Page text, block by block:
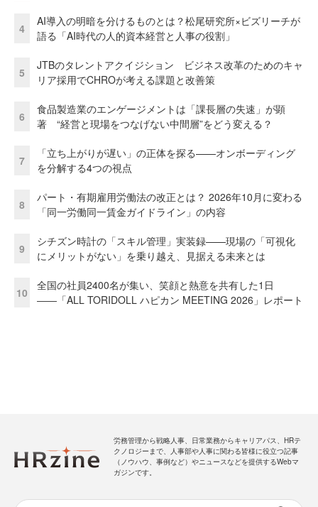
4
AI導入の明暗を分けるものとは？松尾研究所×ビズリーチが
語る「AI時代の人的資本経営と人事の役割」
5
JTBのタレントアクイジション ビジネス改革のためのキャ
リア採用でCHROが考える課題と改善策
6
食品製造業のエンゲージメントは「課長層の失速」が顕
著 “経営と現場をつなげない中間層”をどう変える？
7
「立ち上がりが遅い」の正体を探る——オンボーディング
を分解する4つの視点
8
パート・有期雇用労働法の改正とは？ 2026年10月に変わる
「同一労働同一賃金ガイドライン」の内容
9
シチズン時計の「スキル管理」実装録——現場の「可視化
にメリットがない」を乗り越え、見据える未来とは
10
全国の社員2400名が集い、笑顔と熱意を共有した1日
――「ALL TORIDOLL ハピカン MEETING 2026」レポート
労務管理から戦略人事、日常業務からキャリアパス、HRテ
クノロジーまで、人事部や人事に関わる皆様に役立つ記事
（ノウハウ、事例など）やニュースなどを提供するWebマ
ガジンです。